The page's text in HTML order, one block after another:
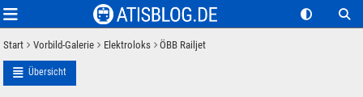
Start Vorbild-Galerie Elektroloks ÖBB Railjet
Übersicht